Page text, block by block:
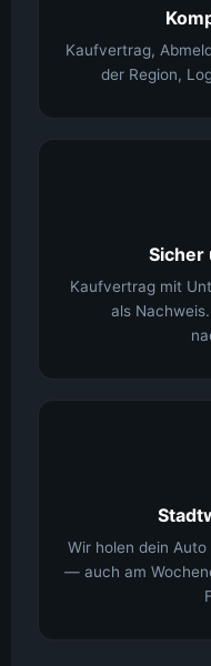
Kaufvertrag,
der Region,
Sicher
Kaufvertrag mit
als
Wir holen dein
— auch am